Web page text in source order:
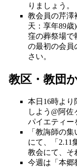
りましょう。
教会員の芹澤
天：享年89歳
窪の葬祭場で
の最初の会員
さい。
教区・教団
本日16時より
しよう@阿
パイエティー
「教誨師の
にて、「2.11
教会にて、そ
今週は「本郷